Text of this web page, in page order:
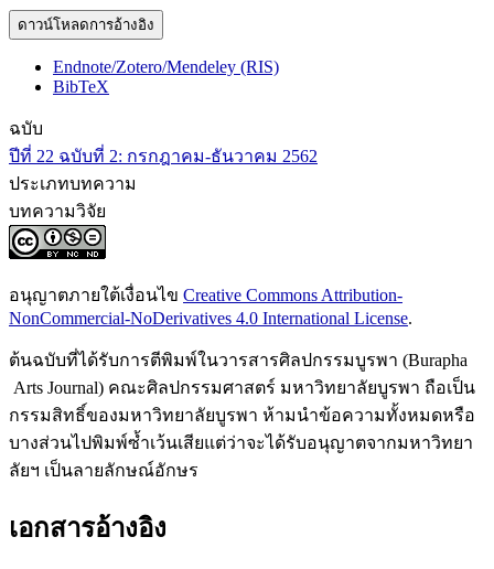
ดาวน์โหลดการอ้างอิง
Endnote/Zotero/Mendeley (RIS)
BibTeX
ฉบับ
ปีที่ 22 ฉบับที่ 2: กรกฎาคม-ธันวาคม 2562
ประเภทบทความ
บทความวิจัย
อนุญาตภายใต้เงื่อนไข Creative Commons Attribution-
NonCommercial-NoDerivatives 4.0 International License.
ต้นฉบับที่ได้รับการตีพิมพ์ในวารสารศิลปกรรมบูรพา (Burapha
Arts Journal) คณะศิลปกรรมศาสตร์ มหาวิทยาลัยบูรพา ถือเป็น
กรรมสิทธิ์ของมหาวิทยาลัยบูรพา ห้ามนำข้อความทั้งหมดหรือ
บางส่วนไปพิมพ์ซ้ำเว้นเสียแต่ว่าจะได้รับอนุญาตจากมหาวิทยา
ลัยฯ เป็นลายลักษณ์อักษร
เอกสารอ้างอิง